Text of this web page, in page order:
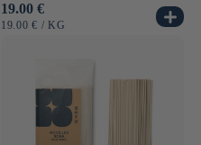
Prix
habituel
19.00 €
PRIX
19.00 € / PAR
KG